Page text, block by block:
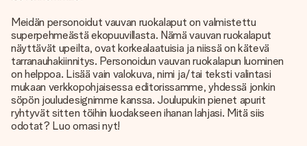
Meidän personoidut vauvan ruokalaput on valmistettu
superpehmeästä ekopuuvillasta. Nämä vauvan ruokalaput
näyttävät upeilta, ovat korkealaatuisia ja niissä on kätevä
tarranauhakiinnitys. Personoidun vauvan ruokalapun luominen
on helppoa. Lisää vain valokuva, nimi ja/tai teksti valintasi
mukaan verkkopohjaisessa editorissamme, yhdessä jonkin
söpön jouludesignimme kanssa. Joulupukin pienet apurit
ryhtyvät sitten töihin luodakseen ihanan lahjasi. Mitä siis
odotat? Luo omasi nyt!